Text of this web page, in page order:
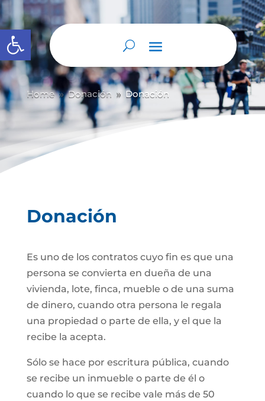
Abrir barra de herramientas
Home 9 Donación 9 Donación
Donación
Es uno de los contratos cuyo fin es que una
persona se convierta en dueña de una
vivienda, lote, finca, mueble o de una suma
de dinero, cuando otra persona le regala
una propiedad o parte de ella, y el que la
recibe la acepta.
Sólo se hace por escritura pública, cuando
se recibe un inmueble o parte de él o
cuando lo que se recibe vale más de 50